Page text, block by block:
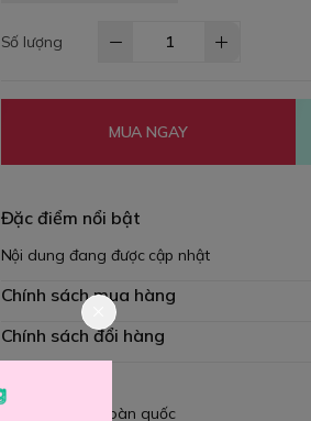
Số lượng
MUA NGAY
Đặc điểm nổi bật
Nội dung đang được cập nhật
Chính sách mua hàng
Chính sách đổi hàng
Giao hàng toàn quốc